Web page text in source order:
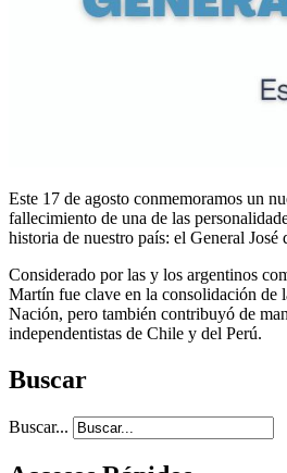
Este 17 de agosto conmemoramos un
fallecimiento de una de las
historia de nuestro país: el General José
Considerado por las y los argentinos
Martín fue clave en la consolidación de
Nación, pero también contribuyó de
independentistas de Chile y del Perú.
Buscar
Buscar...